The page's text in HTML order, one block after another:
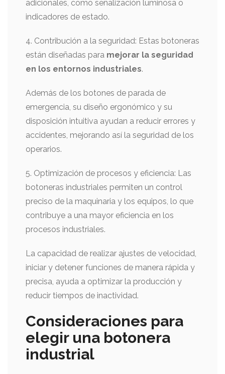
adicionales, como señalización luminosa o
indicadores de estado.
4. Contribución a la seguridad: Estas botoneras
están diseñadas para mejorar la seguridad
en los entornos industriales.
Además de los botones de parada de
emergencia, su diseño ergonómico y su
disposición intuitiva ayudan a reducir errores y
accidentes, mejorando así la seguridad de los
operarios.
5. Optimización de procesos y eficiencia: Las
botoneras industriales permiten un control
preciso de la maquinaria y los equipos, lo que
contribuye a una mayor eficiencia en los
procesos industriales.
La capacidad de realizar ajustes de velocidad,
iniciar y detener funciones de manera rápida y
precisa, ayuda a optimizar la producción y
reducir tiempos de inactividad.
Consideraciones para
elegir una botonera
industrial